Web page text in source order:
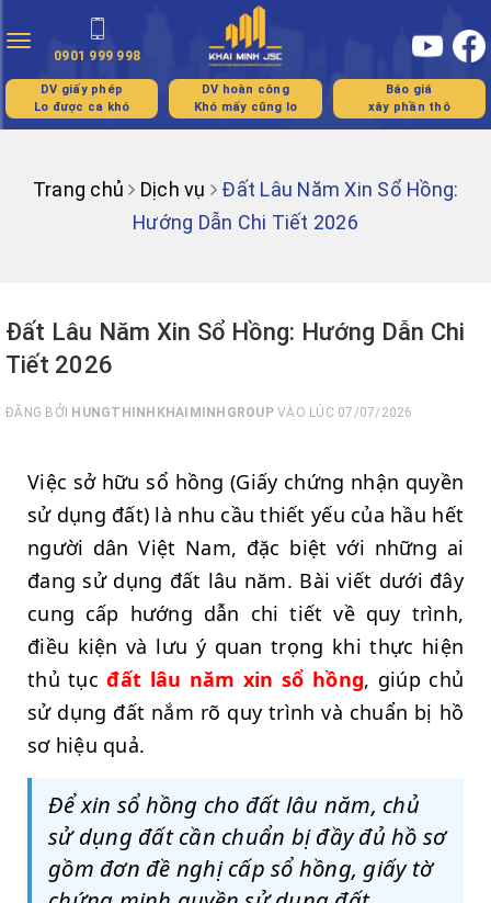
Toggle
navigation
0901 999 998
DV giấy phép
Lo được ca khó
DV hoàn công
Khó mấy cũng lo
Báo giá
xây phần thô
Trang chủ Dịch vụ
Đất Lâu Năm Xin Sổ Hồng:
Hướng Dẫn Chi Tiết 2026
Đất Lâu Năm Xin Sổ Hồng: Hướng Dẫn Chi
Tiết 2026
ĐĂNG BỞI HUNGTHINHKHAIMINHGROUPVÀO LÚC 07/07/2026
Việc sở hữu sổ hồng (Giấy chứng nhận quyền
sử dụng đất) là nhu cầu thiết yếu của hầu hết
người dân Việt Nam, đặc biệt với những ai
đang sử dụng đất lâu năm. Bài viết dưới đây
cung cấp hướng dẫn chi tiết về quy trình,
điều kiện và lưu ý quan trọng khi thực hiện
thủ tụcđất lâu năm xin sổ hồng, giúp chủ
sử dụng đất nắm rõ quy trình và chuẩn bị hồ
sơ hiệu quả.
Để xin sổ hồng cho đất lâu năm, chủ
sử dụng đất cần chuẩn bị đầy đủ hồ sơ
gồm đơn đề nghị cấp sổ hồng, giấy tờ